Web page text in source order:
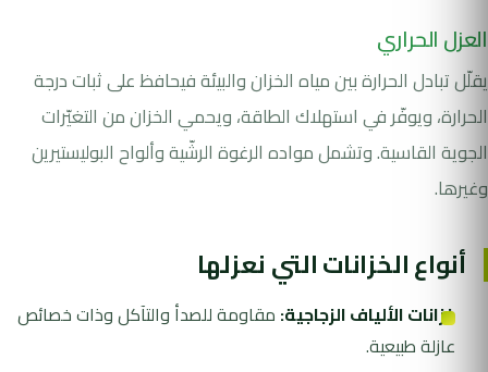
العزل الحراري
يقلّل تبادل الحرارة بين مياه الخزان والبيئة فيحافظ على ثبات درجة
الحرارة، ويوفّر في استهلاك الطاقة، ويحمي الخزان من التغيّرات
الجوية القاسية. وتشمل مواده الرغوة الرشّية وألواح البوليستيرين
وغيرها.
أنواع الخزانات التي نعزلها
خزانات الألياف الزجاجية: مقاومة للصدأ والتآكل وذات خصائص
عازلة طبيعية.